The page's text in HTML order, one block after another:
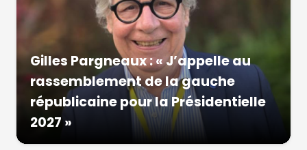
Gilles Pargneaux : « J’appelle au
rassemblement de la gauche
républicaine pour la Présidentielle
2027 »